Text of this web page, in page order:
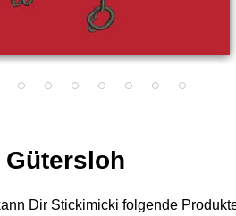
Dir Stickimicki folgende